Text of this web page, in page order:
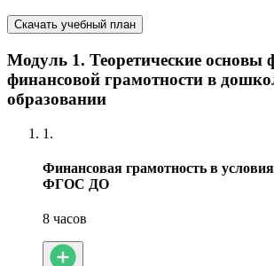
Скачать учебный план
Модуль 1. Теоретические основы
финансовой грамотности в
образовании
1.
Финансовая грамотность в
ФГОС ДО
8 часов